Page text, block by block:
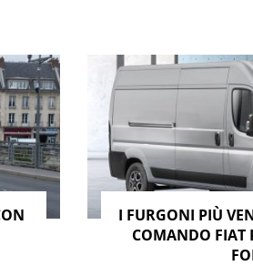
I FURGONI PIÙ
COMANDO FIAT